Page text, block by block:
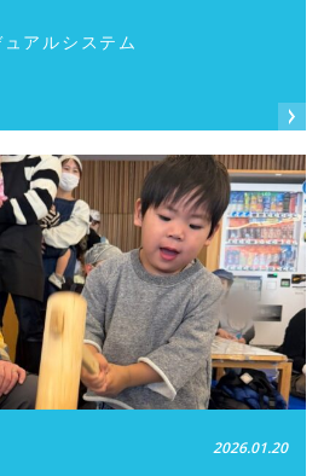
アルシステム
2026.01.20